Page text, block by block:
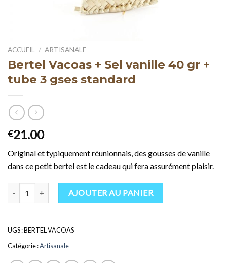
ACCUEIL / ARTISANALE
Bertel Vacoas + Sel vanille 40 gr +
tube 3 gses standard
€21.00
Original et typiquement réunionnais, des gousses de vanille
dans ce petit bertel est le cadeau qui fera assurément plaisir.
quantité de Bertel Vacoas + Sel vanille 40 gr + tube 3 gses standard
AJOUTER AU PANIER
UGS :BERTEL VACOAS
Catégorie :Artisanale